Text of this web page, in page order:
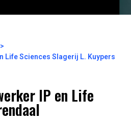
Life Sciences Slagerij L. Kuypers
IP en Life